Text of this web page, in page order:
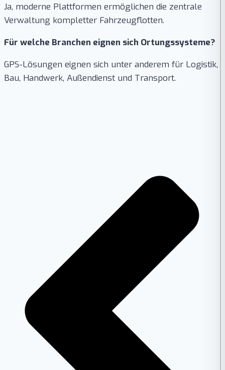
Ja, moderne Plattformen ermöglichen die zentrale
Verwaltung kompletter Fahrzeugflotten.
Für welche Branchen eignen sich Ortungssysteme?
GPS-Lösungen eignen sich unter anderem für Logistik,
Bau, Handwerk, Außendienst und Transport.